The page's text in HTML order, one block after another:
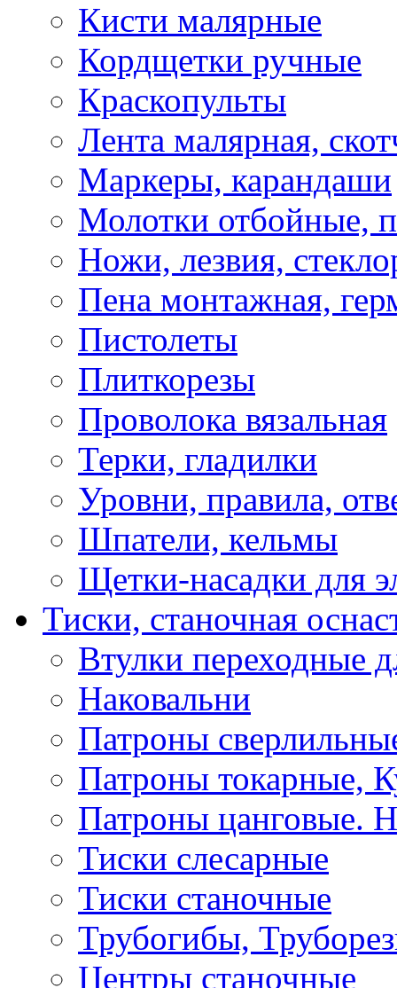
Кисти малярные
Кордщетки ручные
Краскопульты
Лента малярная,
Маркеры, карандаши
Молотки отбойные,
Ножи, лезвия,
Пена монтажная,
Пистолеты
Плиткорезы
Проволока вязальная
Терки, гладилки
Уровни, правила,
Шпатели, кельмы
Щетки-насадки для
Тиски, станочная
Втулки переходные
Наковальни
Патроны
Патроны токарные,
Патроны цанговые.
Тиски слесарные
Тиски станочные
Трубогибы,
Центры станочные